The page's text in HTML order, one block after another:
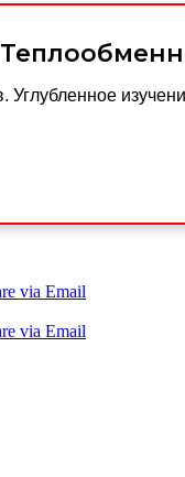
Углубленное
via Email
via Email